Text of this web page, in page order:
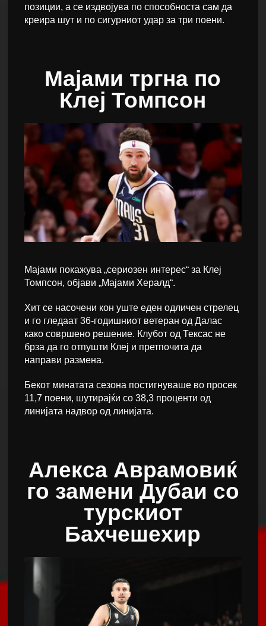
позиции, а се издвојува по способноста сам да
креира шут и по сигурниот удар за три поени.
Мајами тргна по
Клеј Томпсон
Мајами покажува „сериозен интерес“ за Клеј
Томпсон, објави „Мајами Хералд“.
Хит се насочени кон уште еден одличен стрелец
и го гледаат 36-годишниот ветеран од Далас
како совршено решение. Клубот од Тексас не
брза да го отпушти Клеј и претпочита да
направи размена.
Бекот минатата сезона постигнуваше во просек
11,7 поени, шутирајќи со 38,3 проценти од
линијата надвор од линијата.
Алекса Аврамовиќ
го замени Дубаи со
турскиот
Бахчешехир